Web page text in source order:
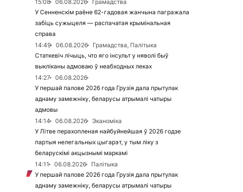
15:08
06.08.2026
Грамадства
У Сенненскім раёне 62-гадовая жанчына пагражала
забіць сужыцеля — распачатая крымінальная
справа
14:49
06.08.2026
Грамадства, Палітыка
Статкевіч лічыць, что яго інсульт у няволі быў
выкліканы адмоваю ў неабходных леках
14:27
06.08.2026
У першай палове 2026 года Грузія дала прытулак
аднаму замежніку, беларусы атрымалі чатыры
адмовы
14:14
06.08.2026
Эканоміка
У Літве перахопленая найбуйнейшая ў 2026 годзе
партыя нелегальных цыгарэт, у тым ліку з
беларускімі акцызнымі маркамі
14:11
06.08.2026
Палітыка
У першай палове 2026 года Грузія дала прытулак
аднаму замежніку, беларусы атрымалі чатыры